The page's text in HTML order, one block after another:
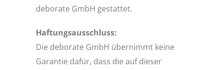
deborate GmbH gestattet.
Haftungsausschluss:
Die deborate GmbH übernimmt keine
Garantie dafür, dass die auf dieser